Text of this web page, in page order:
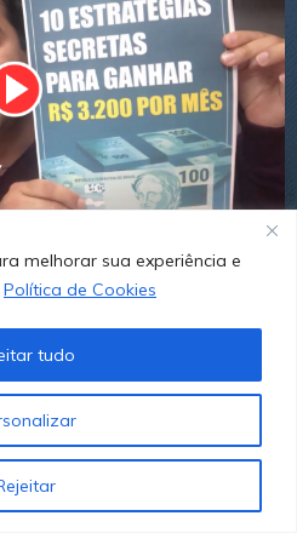
melhorar sua experiência e
Política de Cookies
tudo